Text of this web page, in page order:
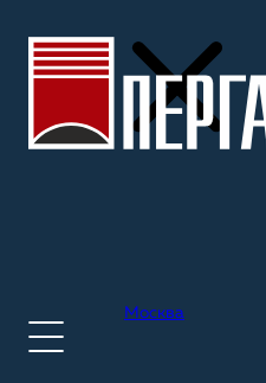
Москва